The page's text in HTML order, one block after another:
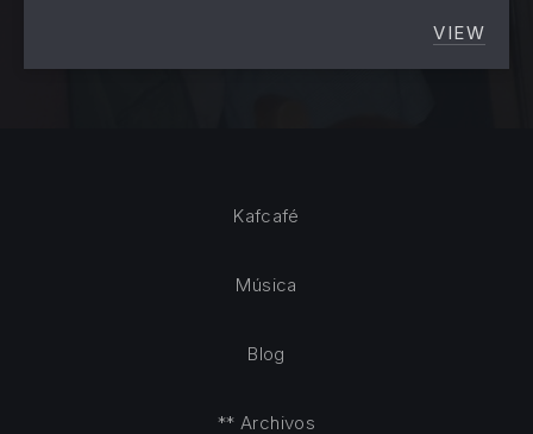
VIEW
LA
Kafcafé
Música
Blog
** Archivos